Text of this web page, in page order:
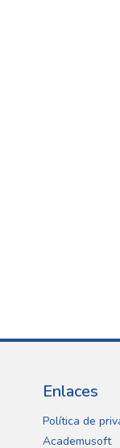
Enlaces
Política de
Academusoft